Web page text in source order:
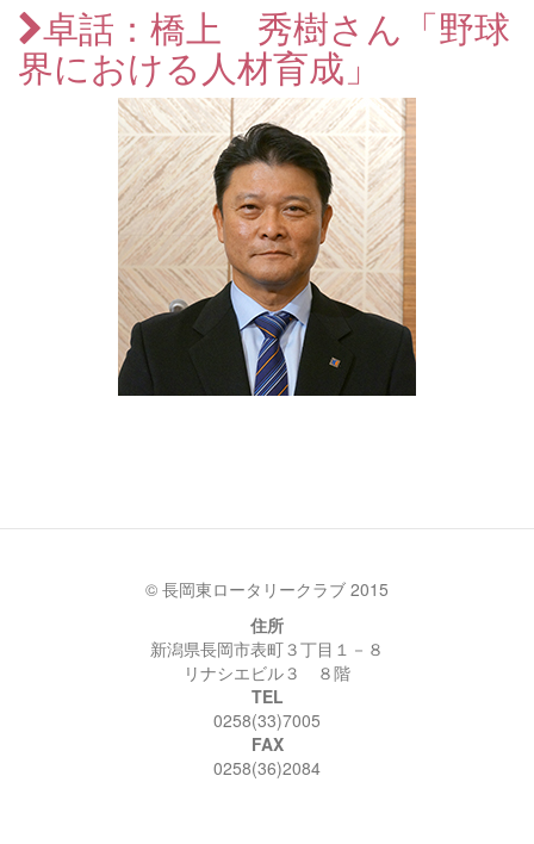
卓話：橋上 秀樹さん「野球
界における人材育成」
© 長岡東ロータリークラブ 2015
住所
新潟県長岡市表町３丁目１－８
リナシエビル３ ８階
TEL
0258(33)7005
FAX
0258(36)2084